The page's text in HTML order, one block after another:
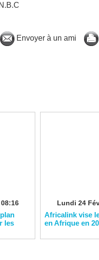
Envoyer à un ami
les
Lundi 24
Africalink vise
en Afrique en